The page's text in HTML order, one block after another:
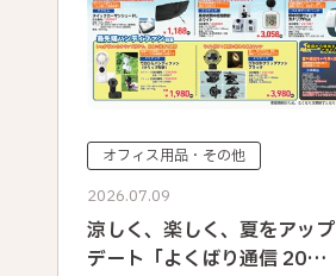
オフィス用品・その他
2026.07.09
涼しく、楽しく、夏をアップ
デート「よくばり通信 2026